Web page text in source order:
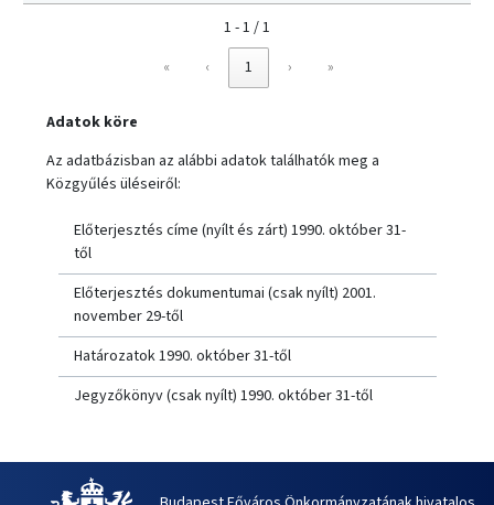
1 - 1 / 1
«
‹ 1 › »
Adatok köre
Az adatbázisban az alábbi adatok találhatók meg a
Közgyűlés üléseiről:
Előterjesztés címe (nyílt és zárt) 1990. október 31-
től
Előterjesztés dokumentumai (csak nyílt) 2001.
november 29-től
Határozatok 1990. október 31-től
Jegyzőkönyv (csak nyílt) 1990. október 31-től